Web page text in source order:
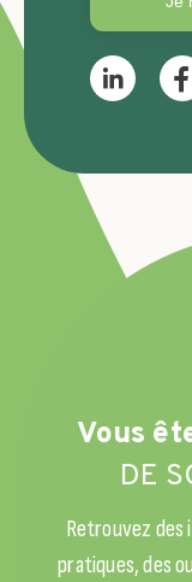
Vous
DE
Retrouvez
pratiques, des